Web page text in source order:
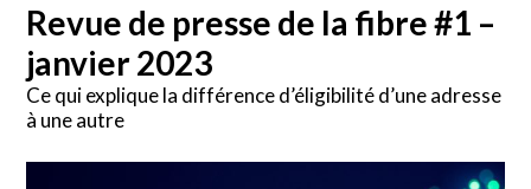
Revue de presse de la fibre #1 –
janvier 2023
Ce qui explique la différence d’éligibilité d’une adresse
à une autre